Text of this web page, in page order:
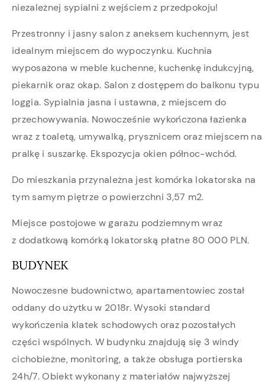
niezależnej sypialni z wejściem z przedpokoju!
Przestronny i jasny salon z aneksem kuchennym, jest
idealnym miejscem do wypoczynku. Kuchnia
wyposażona w meble kuchenne, kuchenkę indukcyjną,
piekarnik oraz okap. Salon z dostępem do balkonu typu
loggia. Sypialnia jasna i ustawna, z miejscem do
przechowywania. Nowocześnie wykończona łazienka
wraz z toaletą, umywalką, prysznicem oraz miejscem na
pralkę i suszarkę. Ekspozycja okien północ-wchód.
Do mieszkania przynależna jest komórka lokatorska na
tym samym piętrze o powierzchni 3,57 m2.
Miejsce postojowe w garażu podziemnym wraz
z dodatkową komórką lokatorską płatne 80 000 PLN.
BUDYNEK
Nowoczesne budownictwo, apartamentowiec został
oddany do użytku w 2018r. Wysoki standard
wykończenia klatek schodowych oraz pozostałych
części wspólnych. W budynku znajdują się 3 windy
cichobieżne, monitoring, a także obsługa portierska
24h/7. Obiekt wykonany z materiałów najwyższej